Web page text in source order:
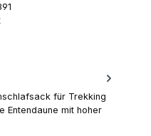
für Trekking
Entendaune mit hoher